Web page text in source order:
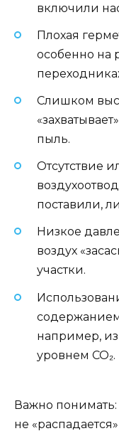
включили
Плохая
особенно на
Слишком
пыль.
Отсутствие
поставили,
Низкое
воздух
участки.
например,
уровнем CO₂.
Важно понимать:
не